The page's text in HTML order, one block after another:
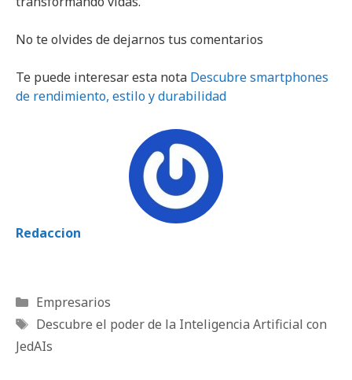
No te olvides de dejarnos tus comentarios
Te puede interesar esta nota Descubre smartphones
de rendimiento, estilo y durabilidad
Redaccion
Categorías
Empresarios
Etiquetas
Descubre el poder de la Inteligencia Artificial con
JedAIs